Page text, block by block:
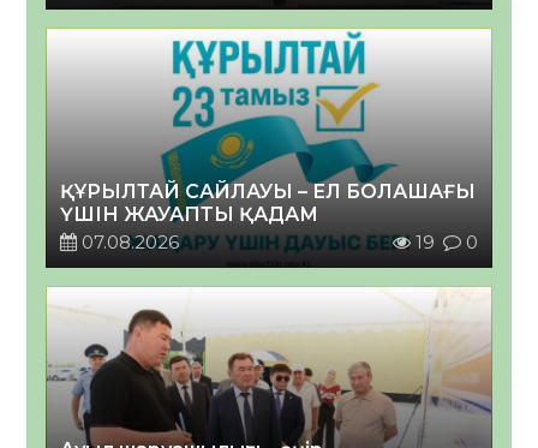
ҚҰРЫЛТАЙ САЙЛАУЫ – ЕЛ БОЛАШАҒЫ
ҮШІН ЖАУАПТЫ ҚАДАМ
07.08.2026
19 0